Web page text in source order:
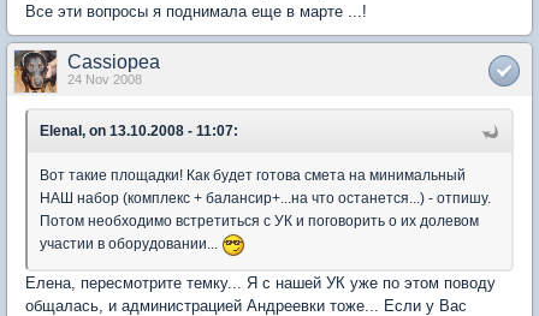
Все эти вопросы я поднимала еще в марте ...!
Cassiopea
24 Nov 2008
ElenaI, on 13.10.2008 - 11:07:
Вот такие площадки! Как будет готова смета на минимальный
НАШ набор (комплекс + балансир+...на что останется...) - отпишу.
Потом необходимо встретиться с УК и поговорить о их долевом
участии в оборудовании...
Елена, пересмотрите темку... Я с нашей УК уже по этом поводу
общалась, и администрацией Андреевки тоже... Если у Вас